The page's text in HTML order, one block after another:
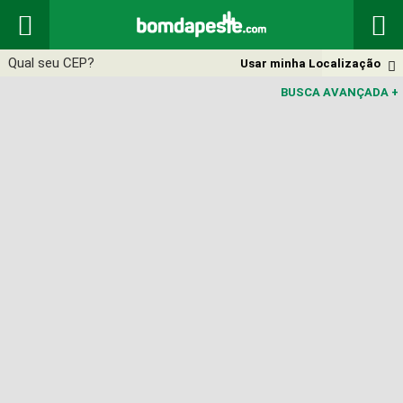
 

Usar minha Localização
BUSCA AVANÇADA +